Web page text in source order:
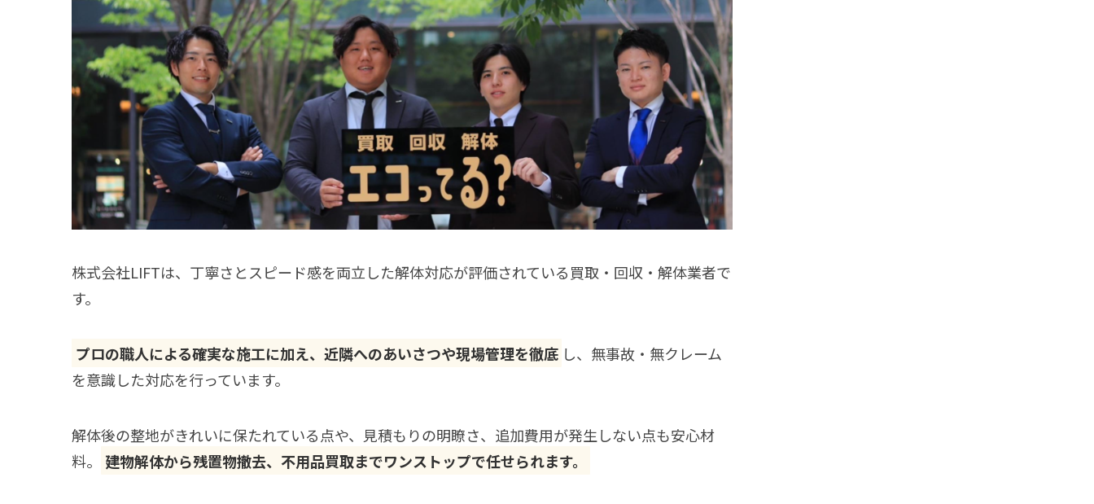
株式会社LIFTは、丁寧さとスピード感を両立した解体対応が評価されている買取・回収・解体業者で
す。
プロの職人による確実な施工に加え、近隣へのあいさつや現場管理を徹底 し、無事故・無クレーム
を意識した対応を行っています。
解体後の整地がきれいに保たれている点や、見積もりの明瞭さ、追加費用が発生しない点も安心材
料。
建物解体から残置物撤去、不用品買取までワンストップで任せられます。